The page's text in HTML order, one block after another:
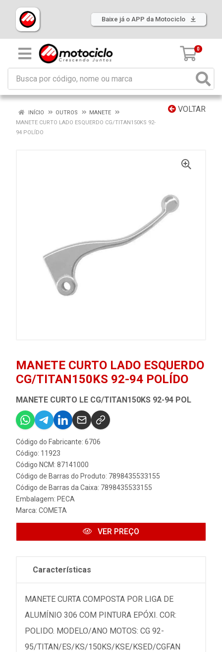
Baixe já o APP da Motociclo
0
VOLTAR
INÍCIO OUTROS
MANETE
MANETE CURTO LADO ESQUERDO CG/TITAN150KS 92-
94 POLÍDO
MANETE CURTO LADO ESQUERDO
CG/TITAN150KS 92-94 POLÍDO
MANETE CURTO LE CG/TITAN150KS 92-94 POL
Código do Fabricante: 6706
Código: 11923
Código NCM: 87141000
Código de Barras do Produto: 7898435533155
Código de Barras da Caixa: 7898435533155
Embalagem: PECA
Marca: COMETA
VER PREÇO
Características
MANETE CURTA COMPOSTA POR LIGA DE
ALUMÍNIO 306 COM PINTURA EPÓXI. COR:
POLIDO. MODELO/ANO MOTOS: CG 92-
95/TITAN/ES/KS/150KS/KSE/KSED/CGFAN